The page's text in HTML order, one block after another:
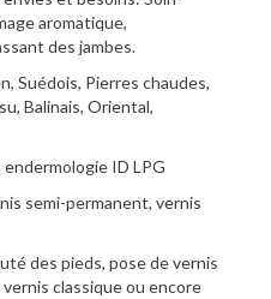
aromatique,
des jambes.
Suédois, Pierres chaudes,
Balinais, Oriental,
endermologie ID LPG
semi-permanent, vernis
des pieds, pose de vernis
classique ou encore